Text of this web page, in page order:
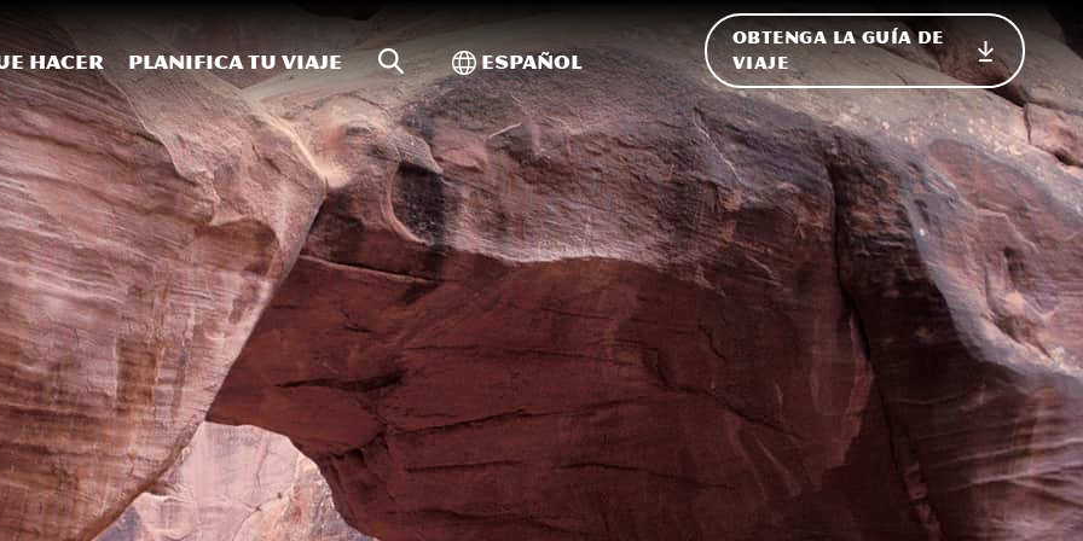
hacer Planifica tu viaje Búsqueda en el sitio
Alternar internacional
Español
OBTENGA LA GUÍA DE
VIAJE